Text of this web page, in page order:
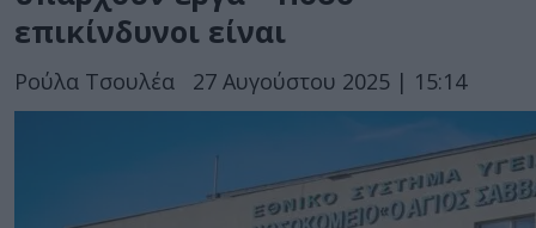
επικίνδυνοι είναι
Ρούλα Τσουλέα 27 Αυγούστου 2025 | 15:14